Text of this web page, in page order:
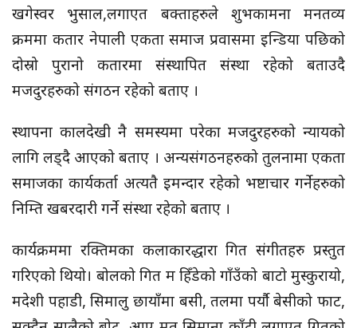
खगेस्वर भुसाल,लगाएत बक्ताहरुले शुभकामना मनतव्य
क्रममा कतार नेपाली एकता समाज प्रवासमा इन्डिया पछिको
दोस्रो पुरानो कतारमा संस्थापित संस्था रहेको बताउदै
मजदुरहरुको संगठन रहेको बताए ।
स्थापना कालदेखी नै समस्यमा परेका मजदुरहरुको न्यायको
लागि लड्दै आएको बताए । अन्यसंगठनहरुको तुलनामा एकता
समाजका कार्यकर्ता अत्यतै इमन्दार रहेको भष्टाचार गर्नेहरुको
निम्ति खबरदारी गर्ने संस्था रहेको बताए ।
कार्यक्रममा रक्तिमका कलाकारद्धारा गित संगीतहरु प्रस्तुत
गरिएको थियो। बोलको गित म हिँडेको गाँउँको बाटो मुस्कुरायो,
मदेशी पहाडी, सिमालु छायाँमा बसी, तलमा पर्यौ बेसीको फाट,